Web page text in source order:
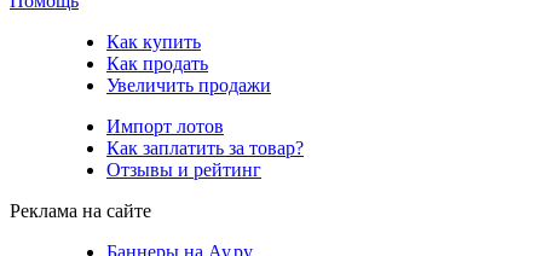
Как купить
Как продать
Увеличить продажи
Импорт лотов
Как заплатить за товар?
Отзывы и рейтинг
Реклама на сайте
Баннеры на Ау.ру